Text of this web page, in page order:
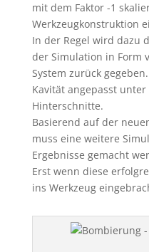
mit dem Faktor -1
Werkzeugkonstruktion
In der Regel wird dazu
der Simulation in Form
System zurück
Kavität angepasst
Hinterschnitte.
Basierend auf der
muss eine weitere
Ergebnisse gemacht
Erst wenn diese
ins Werkzeug